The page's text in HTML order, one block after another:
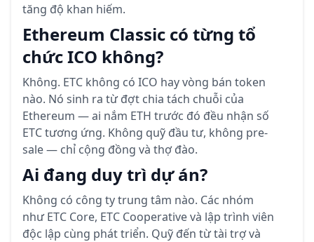
tăng độ khan hiếm.
Ethereum Classic có từng tổ
chức ICO không?
Không. ETC không có ICO hay vòng bán token
nào. Nó sinh ra từ đợt chia tách chuỗi của
Ethereum — ai nắm ETH trước đó đều nhận số
ETC tương ứng. Không quỹ đầu tư, không pre-
sale — chỉ cộng đồng và thợ đào.
Ai đang duy trì dự án?
Không có công ty trung tâm nào. Các nhóm
như ETC Core, ETC Cooperative và lập trình viên
độc lập cùng phát triển. Quỹ đến từ tài trợ và